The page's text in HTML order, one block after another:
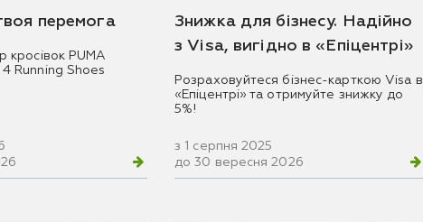
перемога
кросівок PUMA
Running Shoes
Знижка для бізнесу. Надійно
з Visa, вигідно в «Епіцентрі»
Розраховуйтеся бізнес-карткою Visa в
«Епіцентрі» та отримуйте знижку до
5%!
з 1 серпня 2025
до 30 вересня 2026